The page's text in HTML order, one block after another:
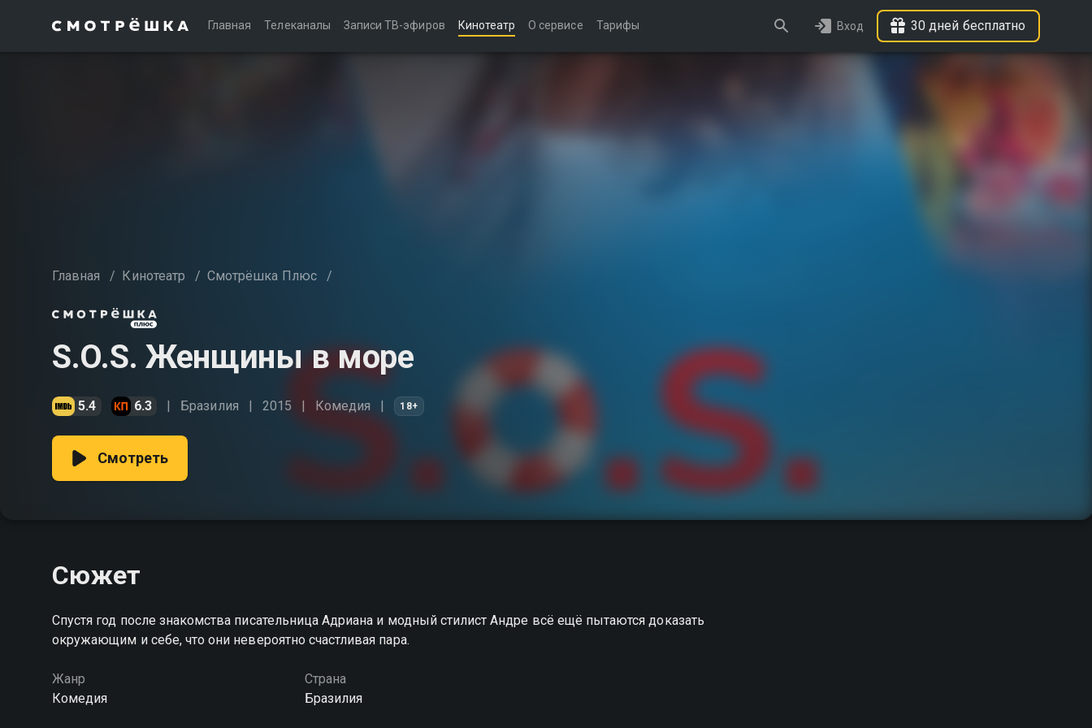
Главная Телеканалы Записи ТВ-эфиров Кинотеатр О сервисе Тарифы Вход 30 дней бесплатно
Главная / Кинотеатр / Смотрёшка Плюс /
S.O.S. Женщины в море
5.4 6.3 Бразилия 2015 Комедия 18+
Смотреть
Сюжет
Спустя год после знакомства писательница Адриана и модный стилист Андре всё ещё пытаются доказать
окружающим и себе, что они невероятно счастливая пара.
Жанр
Комедия
Страна
Бразилия